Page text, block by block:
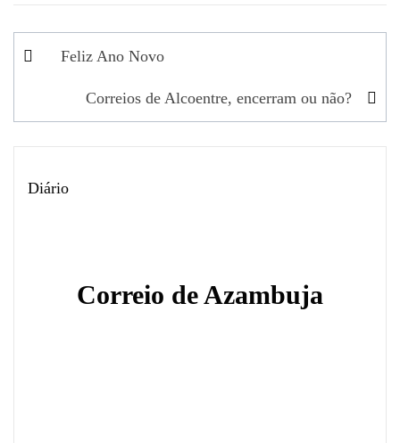
Navegação
artigos
Feliz Ano Novo
Correios de Alcoentre, encerram ou não?
Diário
Correio de Azambuja